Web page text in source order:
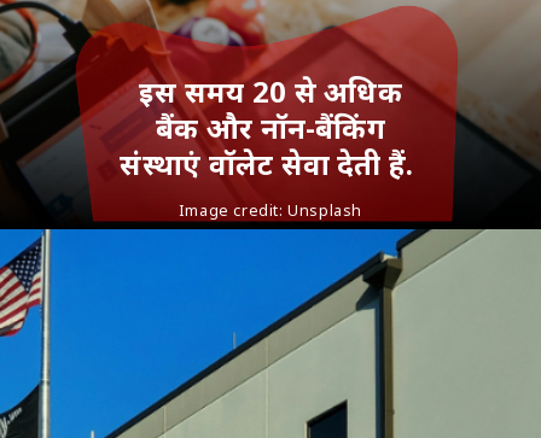
इस समय 20 से अधिक
बैंक और नॉन-बैंकिंग
संस्थाएं वॉलेट सेवा देती हैं.
Image credit:Unsplash